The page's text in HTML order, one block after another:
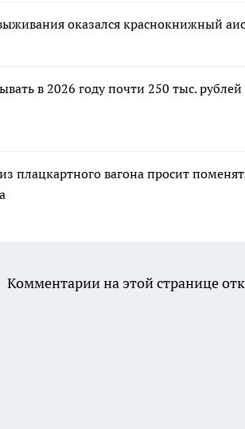
оказался краснокнижный
в 2026 году почти 250 тыс.
плацкартного вагона просит
Комментарии на этой странице